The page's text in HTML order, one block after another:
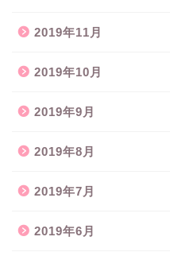
2019年11月
2019年10月
2019年9月
2019年8月
2019年7月
2019年6月